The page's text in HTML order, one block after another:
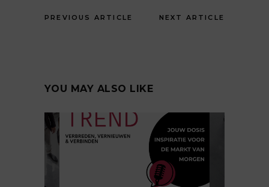
PREVIOUS ARTICLE NEXT ARTICLE
YOU MAY ALSO LIKE